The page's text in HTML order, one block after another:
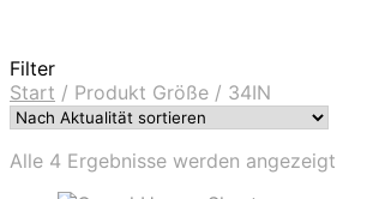
Filter
Start / Produkt Größe / 34IN
Alle 4 Ergebnisse werden angezeigt